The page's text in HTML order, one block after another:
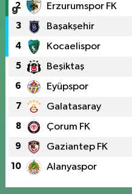
2 Erzurumspor FK
3 Başakşehir
4 Kocaelispor
5 Beşiktaş
6 Eyüpspor
7 Galatasaray
8 Çorum FK
9 Gaziantep FK
10 Alanyaspor